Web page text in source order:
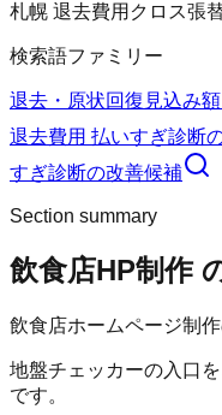
札幌 退去費用 クロス張
検索語ファミリー
退去・原状回復 見込み
退去費用 払いすぎ診断
すぎ診断の改善候補
Section summary
飲食店HP制作
飲食店ホームページ制
地盤チェッカーの入口
です。